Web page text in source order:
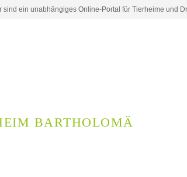
sind ein unabhängiges Online-Portal für Tierheime und
BARTHOLOMÄ